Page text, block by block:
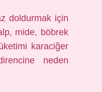
doldurmak için
mide, böbrek
karaciğer
neden